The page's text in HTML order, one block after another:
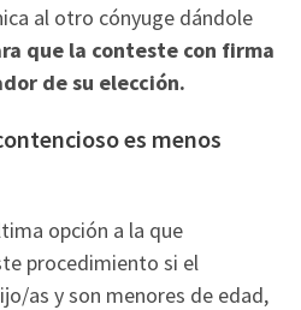
al otro cónyuge dándole
que la conteste con firma
de su elección.
es menos
opción a la que
procedimiento si el
as y son menores de edad,